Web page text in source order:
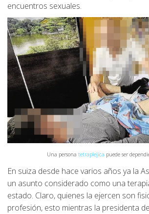
encuentros sexuales.
Una persona tetraplejíca puede ser
En suiza desde hace varios años ya la
un asunto considerado como una
estado. Claro, quienes la ejercen son
profesión, esto mientras la presidenta